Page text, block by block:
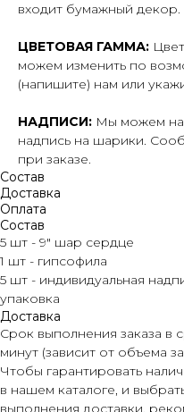
входит бумажный декор.
ЦВЕТОВАЯ ГАММА:
можем изменить по
(напишите) нам или
НАДПИСИ: Мы можем
надпись на шарики.
при заказе.
Состав
Доставка
Оплата
Состав
5 шт - 9" шар сердце
1 шт - гипсофила
5 шт - индивидуальная
упаковка
Доставка
Срок выполнения заказа в
минут (зависит от объема
Чтобы гарантировать
в нашем каталоге, и
выполнения доставки,